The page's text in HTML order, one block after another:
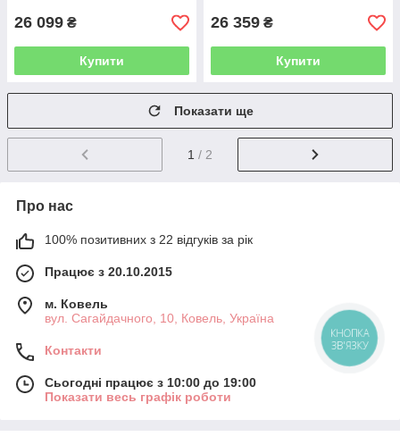
26 099 ₴
Купити
26 359 ₴
Купити
Показати ще
1 / 2
Про нас
100% позитивних з 22 відгуків за рік
Працює з 20.10.2015
м. Ковель
вул. Сагайдачного, 10, Ковель, Україна
Контакти
Сьогодні працює з 10:00 до 19:00
Показати весь графік роботи
КНОПКА
ЗВ'ЯЗКУ